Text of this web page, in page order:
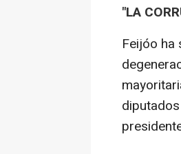
"LA
Feijóo ha